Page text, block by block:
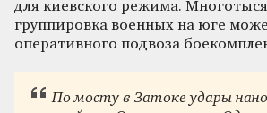
для киевского режима.
группировка военных на юге
оперативного подвоза
По мосту в Затоке удары